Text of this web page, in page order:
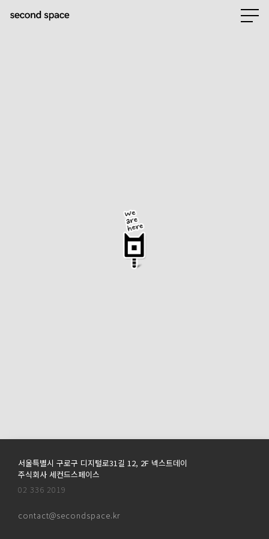
서울특별시 구로구 디지털로31길 12, 2F 넥스트데이
주식회사 세컨드스페이스
02 336 2019
contact@secondspace.kr